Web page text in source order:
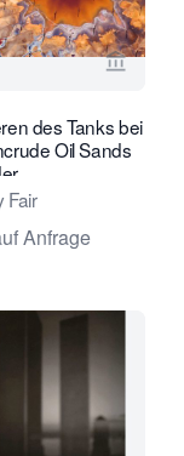
Eduard Planting
des Tanks bei
Oil Sands
Fair
Anfrage